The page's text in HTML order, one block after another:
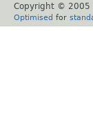
Copyright © 2005
Optimised for